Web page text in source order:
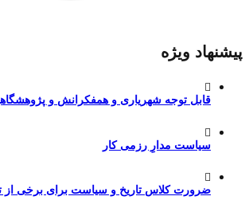
پیشنهاد ویژه
قابل توجه شهریاری و همفکرانش و
سیاست مدارِ رزمی کار
ضرورت کلاس تاریخ و سیاست برای برخی از